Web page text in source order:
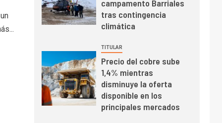
máximos por escasez
de concentrados
5 I+D
Estudio revela cómo el
precio del cobre y
educación superior se
relacionan en zonas
mineras
6
BHP proyecta
producción de cobre
campamento Barriales
tras contingencia
climática
TITULAR
Precio del cobre sube
1,4% mientras
disminuye la oferta
disponible en los
principales mercados